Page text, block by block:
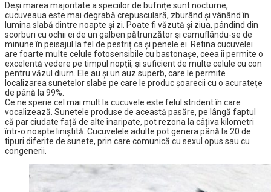
Deși marea majoritate a speciilor de bufnițe sunt nocturne,
cucuveaua este mai degrabă crepusculară, zburând şi vânând în
lumina slabă dintre noapte şi zi. Poate fi văzută și ziua, pândind din
scorburi cu ochii ei de un galben pătrunzător și camuflându-se de
minune în peisajul la fel de pestriț ca și penele ei. Retina cucuvelei
are foarte multe celule fotosensibile cu bastonașe, ceea îi permite o
excelentă vedere pe timpul nopții, și suficient de multe celule cu con
pentru văzul diurn. Ele au și un auz superb, care le permite
localizarea sunetelor slabe pe care le produc șoarecii cu o acuratețe
de până la 99%.
Ce ne sperie cel mai mult la cucuvele este felul strident în care
vocalizează. Sunetele produse de această pasăre, pe lângă faptul
că par ciudate față de alte înaripate, pot rezona la câțiva kilometri
într-o noapte liniștită. Cucuvelele adulte pot genera până la 20 de
tipuri diferite de sunete, prin care comunică cu sexul opus sau cu
congenerii.